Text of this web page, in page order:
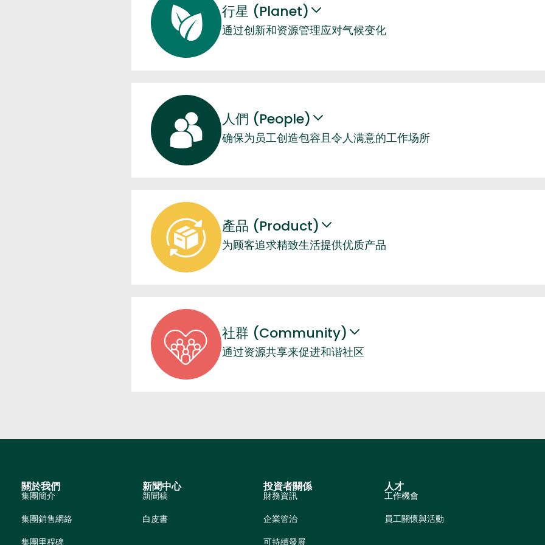
行星 (Planet)
通过创新和资源管理应对气候变化
人們 (People)
确保为员工创造包容且令人满意的工作场所
產品 (Product)
为顾客追求精致生活提供优质产品
社群 (Community)
通过资源共享来促进和谐社区
關於我們
集團簡介
集團銷售網絡
集團里程碑
新聞中心
新聞稿
白皮書
投資者關係
財務資訊
企業管治
可持續發展
人才
工作機會
員工關懷與活動